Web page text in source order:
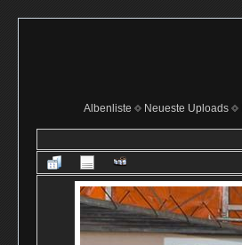
Albenliste
Neueste Uploads